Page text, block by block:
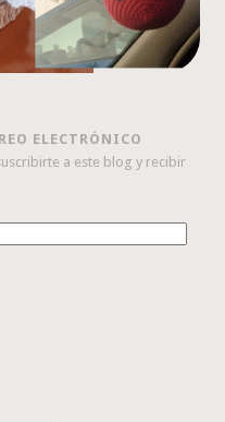
ELECTRÓNICO
a este blog y recibir